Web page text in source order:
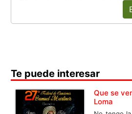
Te puede interesar
Que se
Loma